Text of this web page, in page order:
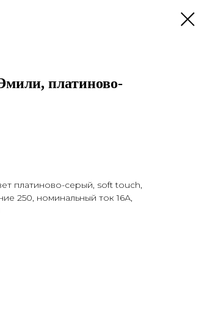
платиново-
платиново-серый, soft touch,
250, номинальный ток 16А,